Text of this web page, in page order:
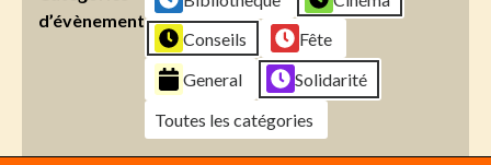
d’évènement
Conseils
Fête
General
Solidarité
Toutes les catégories